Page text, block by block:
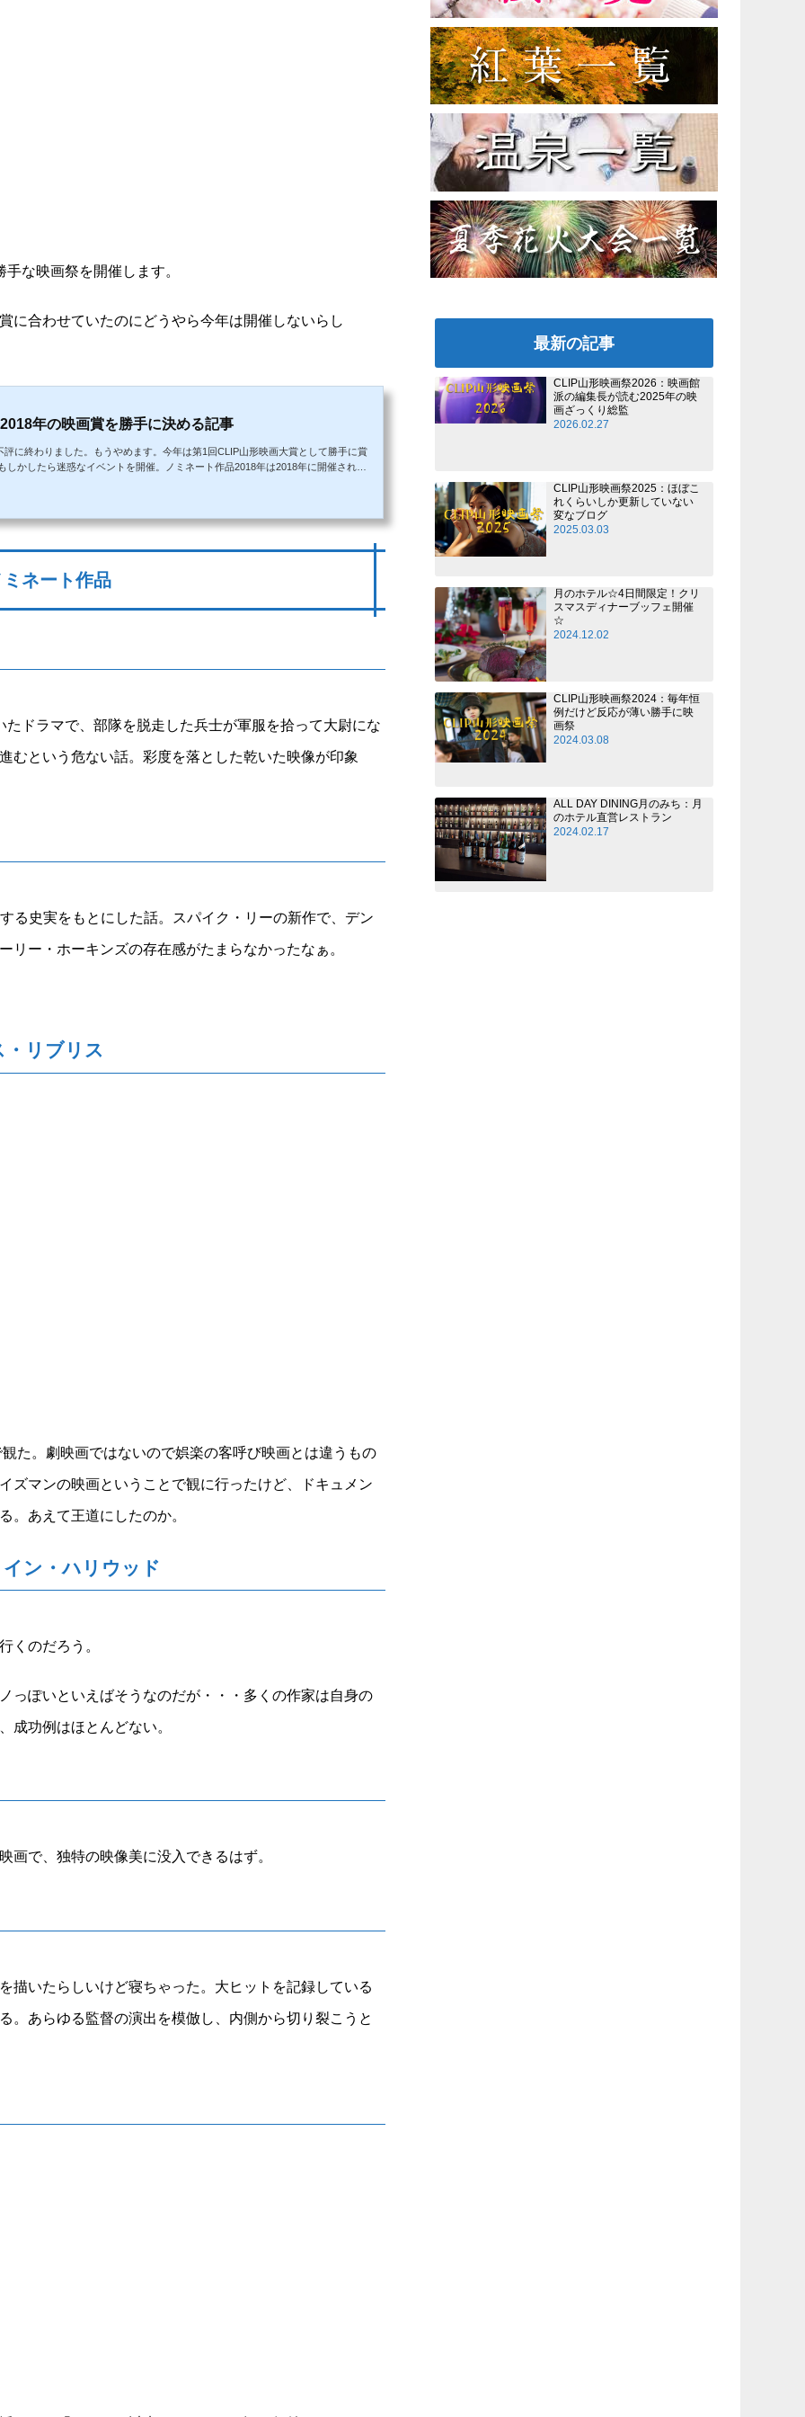
な映画祭を開催します。
に合わせていたのにどうやら今年は開催しないらし
年の映画賞を勝手に決める記事
に終わりました。もうやめます。今年は第1回CLIP山形映画大賞として勝手に賞
かしたら迷惑なイベントを開催。ノミネート作品2018年は2018年に開催された
ミネート作品
ドラマで、部隊を脱走した兵士が軍服を拾って大尉にな
むという危ない話。彩度を落とした乾いた映像が印象
る史実をもとにした話。スパイク・リーの新作で、デン
リー・ホーキンズの存在感がたまらなかったなぁ。
リブリス
た。劇映画ではないので娯楽の客呼び映画とは違うもの
ズマンの映画ということで観に行ったけど、ドキュメン
。あえて王道にしたのか。
ン・ハリウッド
くのだろう。
っぽいといえばそうなのだが・・・多くの作家は自身の
成功例はほとんどない。
画で、独特の映像美に没入できるはず。
描いたらしいけど寝ちゃった。大ヒットを記録している
。あらゆる監督の演出を模倣し、内側から切り裂こうと
最新の記事
CLIP山形映画祭2026：映画館
派の編集長が読む2025年の映
画ざっくり総監
2026.02.27
CLIP山形映画祭2025：ほぼこ
れくらいしか更新していない
変なブログ
2025.03.03
月のホテル☆4日間限定！クリ
スマスディナーブッフェ開催
☆
2024.12.02
CLIP山形映画祭2024：毎年恒
例だけど反応が薄い勝手に映
画祭
2024.03.08
ALL DAY DINING月のみち：月
のホテル直営レストラン
2024.02.17